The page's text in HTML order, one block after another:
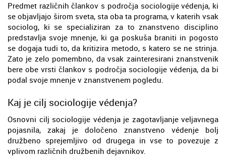
Predmet različnih člankov s področja sociologije védenja, ki
se objavljajo širom sveta, sta oba ta programa, v katerih vsak
sociolog, ki se specializiran za to znanstveno disciplino
predstavlja svoje mnenje, ki ga poskuša braniti in pogosto
se dogaja tudi to, da kritizira metodo, s katero se ne strinja.
Zato je zelo pomembno, da vsak zainteresirani znanstvenik
bere obe vrsti člankov s področja sociologije védenja, da bi
podal svoje mnenje v znanstvenem pogledu.
Kaj je cilj sociologije védenja?
Osnovni cilj sociologije védenja je zagotavljanje veljavnega
pojasnila, zakaj je določeno znanstveno védenje bolj
družbeno sprejemljivo od drugega in vse to povezuje z
vplivom različnih družbenih dejavnikov.